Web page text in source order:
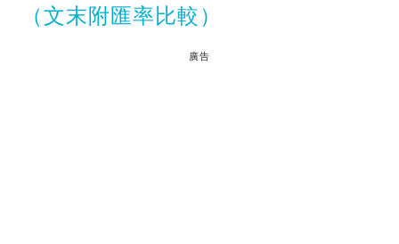
（文末附匯率比較）
廣告